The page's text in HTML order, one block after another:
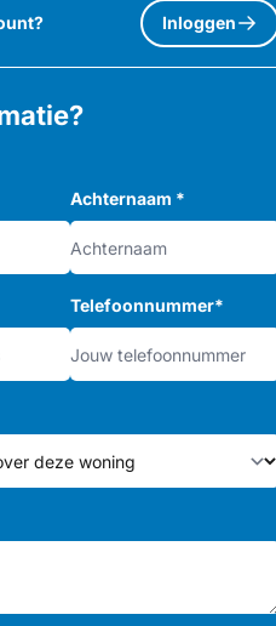
Inloggen
Achternaam *
Telefoonnummer*